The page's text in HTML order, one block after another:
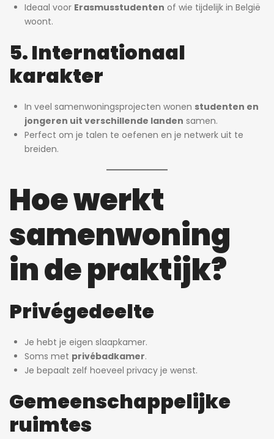
Ideaal voor Erasmusstudenten of wie tijdelijk in België
woont.
5. Internationaal
karakter
In veel samenwoningsprojecten wonen studenten en
jongeren uit verschillende landen samen.
Perfect om je talen te oefenen en je netwerk uit te
breiden.
Hoe werkt
samenwoning
in de praktijk?
Privégedeelte
Je hebt je eigen slaapkamer.
Soms met privébadkamer.
Je bepaalt zelf hoeveel privacy je wenst.
Gemeenschappelijke
ruimtes